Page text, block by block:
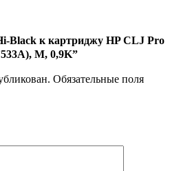
Black к картриджу HP CLJ Pro
M, 0,9K”
Обязательные поля